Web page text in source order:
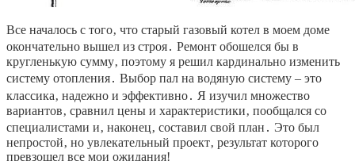
Все началось с того‚ что старый газовый котел в моем доме
окончательно вышел из строя․ Ремонт обошелся бы в
кругленькую сумму‚ поэтому я решил кардинально изменить
систему отопления․ Выбор пал на водяную систему – это
классика‚ надежно и эффективно․ Я изучил множество
вариантов‚ сравнил цены и характеристики‚ пообщался со
специалистами и‚ наконец‚ составил свой план․ Это был
непростой‚ но увлекательный проект‚ результат которого
превзошел все мои ожидания!